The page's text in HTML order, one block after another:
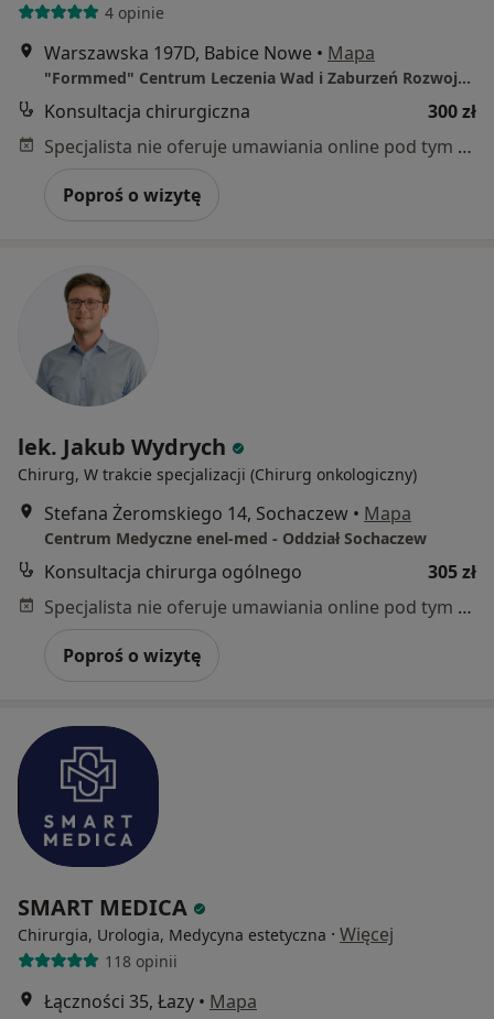
4 opinie
Warszawska 197D, Babice Nowe • Mapa
"Formmed" Centrum Leczenia Wad i Zaburzeń Rozwojowych
Konsultacja chirurgiczna
300 zł
Specjalista nie oferuje umawiania online pod tym adresem.
Poproś o wizytę
lek. Jakub Wydrych
Chirurg, W trakcie specjalizacji (Chirurg onkologiczny)
Stefana Żeromskiego 14, Sochaczew • Mapa
Centrum Medyczne enel-med - Oddział Sochaczew
Konsultacja chirurga ogólnego
305 zł
Specjalista nie oferuje umawiania online pod tym adresem.
Poproś o wizytę
SMART MEDICA
Chirurgia, Urologia, Medycyna estetyczna · Więcej
118 opinii
Łączności 35, Łazy • Mapa